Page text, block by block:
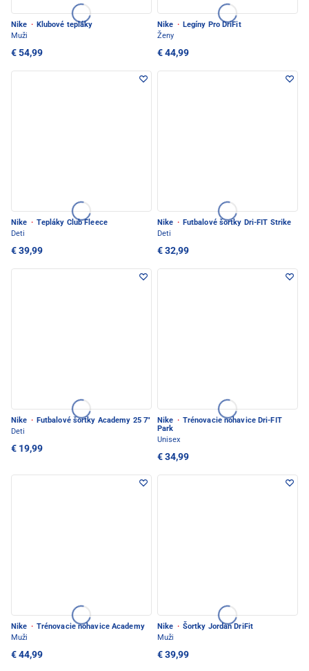
Nike · Klubové tepláky
Muži
€ 54,99
Nike · Legíny Pro DriFit
Ženy
€ 44,99
Nike · Tepláky Club Fleece
Deti
€ 39,99
Nike · Futbalové šortky Dri-FIT Strike
Deti
€ 32,99
Nike · Futbalové šortky Academy 25 7"
Deti
€ 19,99
Nike · Trénovacie nohavice Dri-FIT
Park
Unisex
€ 34,99
Nike · Trénovacie nohavice Academy
Muži
€ 44,99
Nike · Šortky Jordan DriFit
Muži
€ 39,99